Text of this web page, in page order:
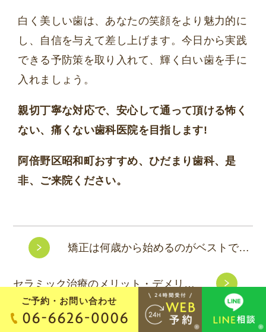
白く美しい歯は、あなたの笑顔をより魅力的に
し、自信を与えて差し上げます。今日から実践
できる予防策を取り入れて、輝く白い歯を手に
入れましょう。
親切丁寧な対応で、安心して通って頂ける怖く
ない、痛くない歯科医院を目指します!
阿倍野区昭和町おすすめ、ひだまり歯科、是
非、ご来院ください。
矯正は何歳から始めるのがベストですか？
セラミック治療のメリット・デメリット
ご予約・お問い合わせ